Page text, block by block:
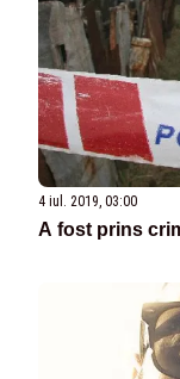
4 iul. 2019, 03:00
A fost prins